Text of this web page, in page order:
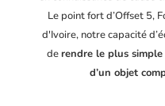
Le point fort d’Offset 5,
d'Ivoire, notre capacité
derendre le plus
d’un objet